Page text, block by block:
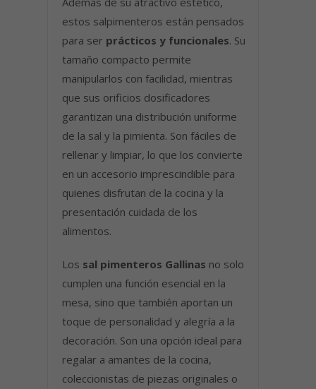
estos salpimenteros están pensados
para ser prácticos y funcionales. Su
tamaño compacto permite
manipularlos con facilidad, mientras
que sus orificios dosificadores
garantizan una distribución uniforme
de la sal y la pimienta. Son fáciles de
rellenar y limpiar, lo que los convierte
en un accesorio imprescindible para
quienes disfrutan de la cocina y la
presentación cuidada de los
alimentos.
Los sal pimenteros Gallinas no solo
cumplen una función esencial en la
mesa, sino que también aportan un
toque de personalidad y alegría a la
decoración. Son una opción ideal para
regalar a amantes de la cocina,
coleccionistas de piezas originales o